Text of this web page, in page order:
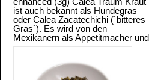
ist auch bekannt als Hundegras
oder Calea Zacatechichi (`bitteres
Gras`). Es wird von den
Mexikanern als Appetitmacher und